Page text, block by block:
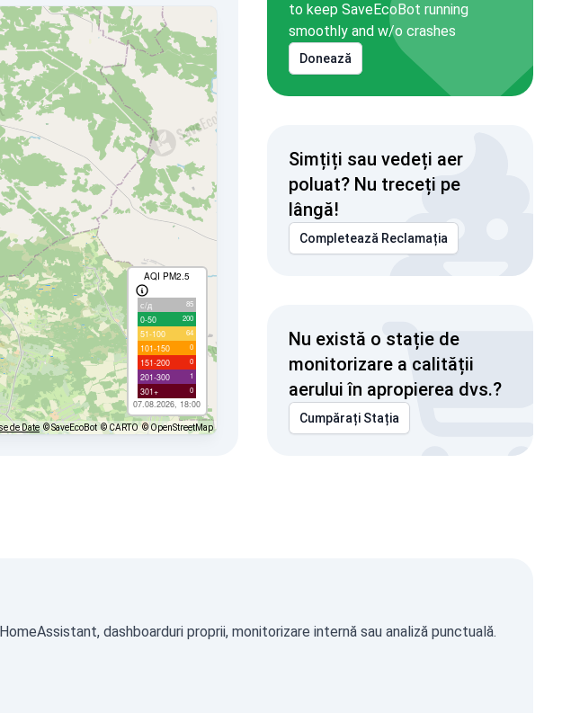
AQI PM2.5
с/д 85
0-50 200
51-100 64
101-150 0
151-200 0
201-300 1
301+ 0
07.08.2026, 18:00
de Date © SaveEcoBot © CARTO © OpenStreetMap
to keep SaveEcoBot running
smoothly and w/o crashes
Donează
Simțiți sau vedeți aer
poluat? Nu treceți pe
lângă!
Completează Reclamația
Nu există o stație de
monitorizare a calității
aerului în apropierea dvs.?
Cumpărați Stația
dashboarduri proprii, monitorizare internă sau analiză punctuală.